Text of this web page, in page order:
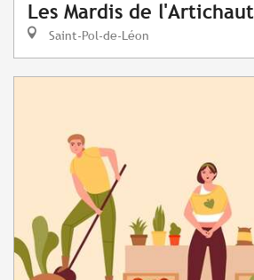
Les Mardis de l'Artichaut
Saint-Pol-de-Léon